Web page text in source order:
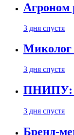
Агроном
3 дня спустя
Миколог
3 дня спустя
ПНИПУ:
3 дня спустя
Бренд-